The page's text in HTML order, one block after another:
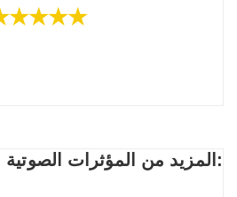
المزيد من المؤثرات الصوتية: